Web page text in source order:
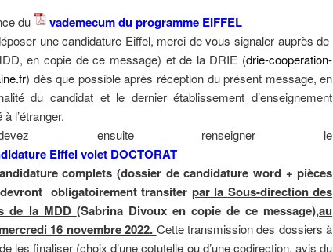
du vademecum du programme EIFFEL
une candidature Eiffel, merci de vous signaler auprès de
en copie de ce message) et de la DRIE (drie-cooperation-
) dès que possible après réception du présent message, en
du candidat et le dernier établissement d’enseignement
l’étranger.
ensuite renseigner le
Eiffel volet DOCTORAT
complets (dossier de candidature word + pièces
obligatoirement transiter par la Sous-direction des
de la MDD (Sabrina Divoux en copie de ce message),au
16 novembre 2022. Cette transmission des dossiers à
les finaliser (choix d’une cotutelle ou d’une codirection, avis du